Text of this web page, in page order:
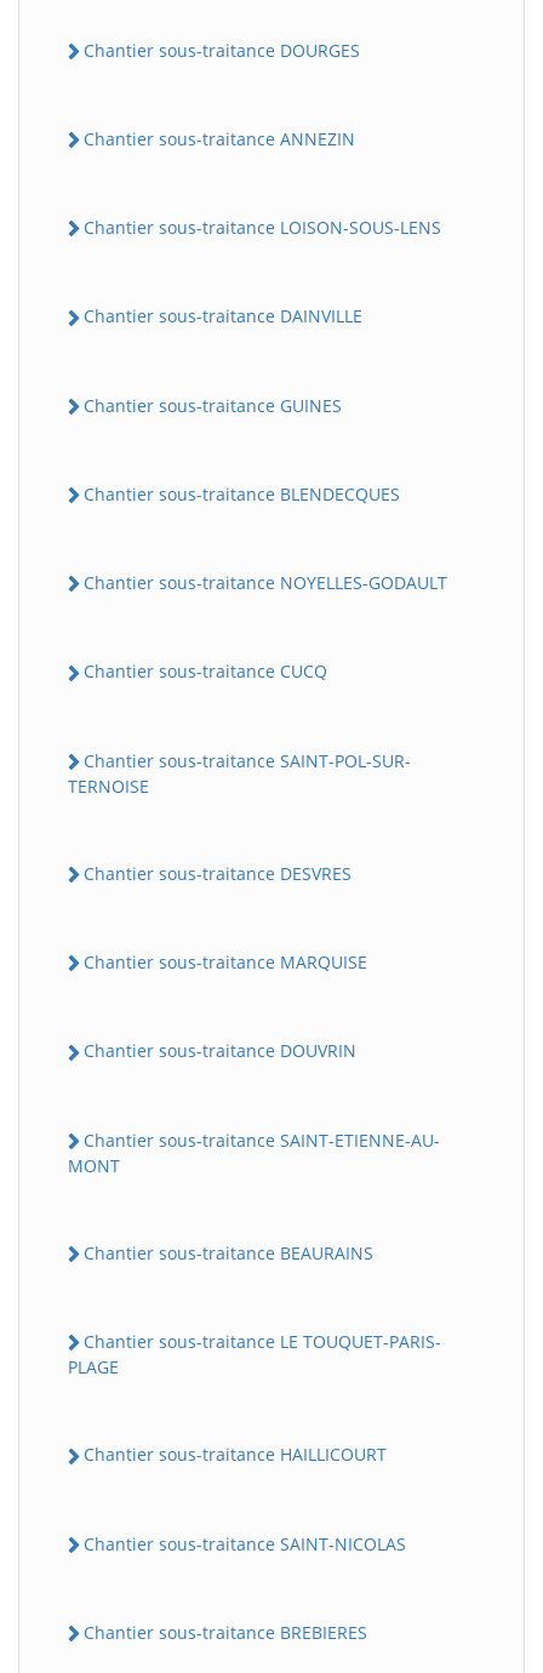
Chantier sous-traitance DOURGES
Chantier sous-traitance ANNEZIN
Chantier sous-traitance LOISON-SOUS-LENS
Chantier sous-traitance DAINVILLE
Chantier sous-traitance GUINES
Chantier sous-traitance BLENDECQUES
Chantier sous-traitance NOYELLES-GODAULT
Chantier sous-traitance CUCQ
Chantier sous-traitance SAINT-POL-SUR-
TERNOISE
Chantier sous-traitance DESVRES
Chantier sous-traitance MARQUISE
Chantier sous-traitance DOUVRIN
Chantier sous-traitance SAINT-ETIENNE-AU-
MONT
Chantier sous-traitance BEAURAINS
Chantier sous-traitance LE TOUQUET-PARIS-
PLAGE
Chantier sous-traitance HAILLICOURT
Chantier sous-traitance SAINT-NICOLAS
Chantier sous-traitance BREBIERES